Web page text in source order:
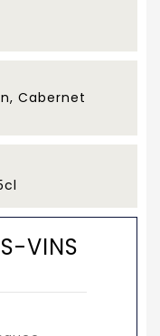
Cabernet
VINS